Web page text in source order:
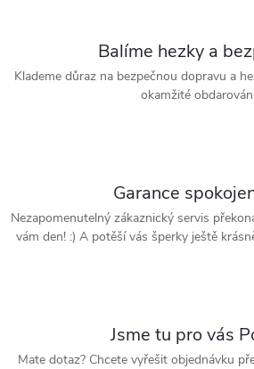
Balíme hezky a
Klademe důraz na bezpečnou dopravu a
okamžité
Garance
Nezapomenutelný zákaznický servis
vám den! :) A potěší vás šperky ještě
Jsme tu pro vás
Mate dotaz? Chcete vyřešit objednávku